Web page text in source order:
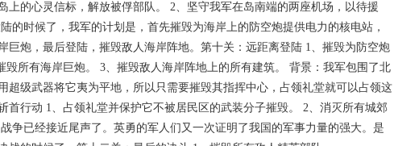
上的心灵信标，解放被俘部队。 2、坚守我军在岛南端的两座机场，以待援
的时候了，我军的计划是，首先摧毁为海岸上的防空炮提供电力的核电站，
巨炮，最后登陆，摧毁敌人海岸阵地。第十关：远距离登陆 1、摧毁为防空炮
毁所有海岸巨炮。 3、摧毁敌人海岸阵地上的所有建筑。 背景：我军包围了北
超级武器将它夷为平地，所以只需要摧毁其指挥中心，占领礼堂就可以占领这
首行动 1、占领礼堂并保护它不被居民区的武装分子摧毁。 2、消灭所有城郊
争已经接近尾声了。英勇的军人们又一次证明了我国的军事力量的强大。是